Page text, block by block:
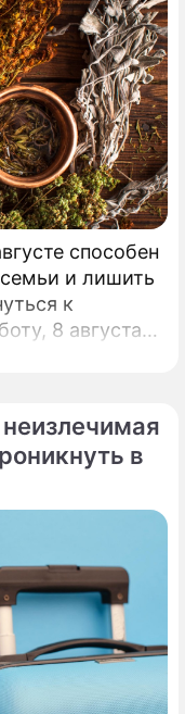
способен
и лишить
к
8 августа,
чтит
в